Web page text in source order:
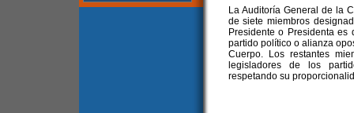
La Auditoría General de la
de siete miembros
Presidente o Presidenta
partido político o alianza
Cuerpo. Los restantes
legisladores de los
respetando su